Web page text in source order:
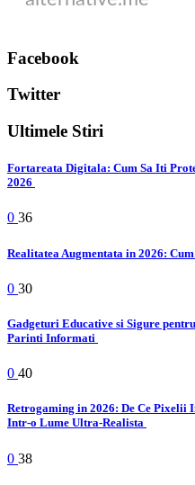
Facebook
Twitter
Ultimele Stiri
Fortareata Digitala: Cum Sa Iti
2026
0 36
Realitatea Augmentata in 2026:
0 30
Gadgeturi Educative si Sigure
Parinti Informati
0 40
Retrogaming in 2026: De Ce Pixelii
Intr-o Lume Ultra-Realista
0 38